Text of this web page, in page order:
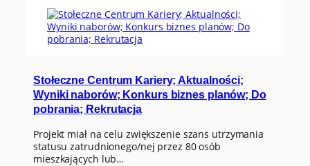
Stołeczne Centrum Kariery; Aktualności;
Wyniki naborów; Konkurs biznes planów; Do
pobrania; Rekrutacja
Projekt miał na celu zwiększenie szans utrzymania
statusu zatrudnionego/nej przez 80 osób
mieszkających lub…